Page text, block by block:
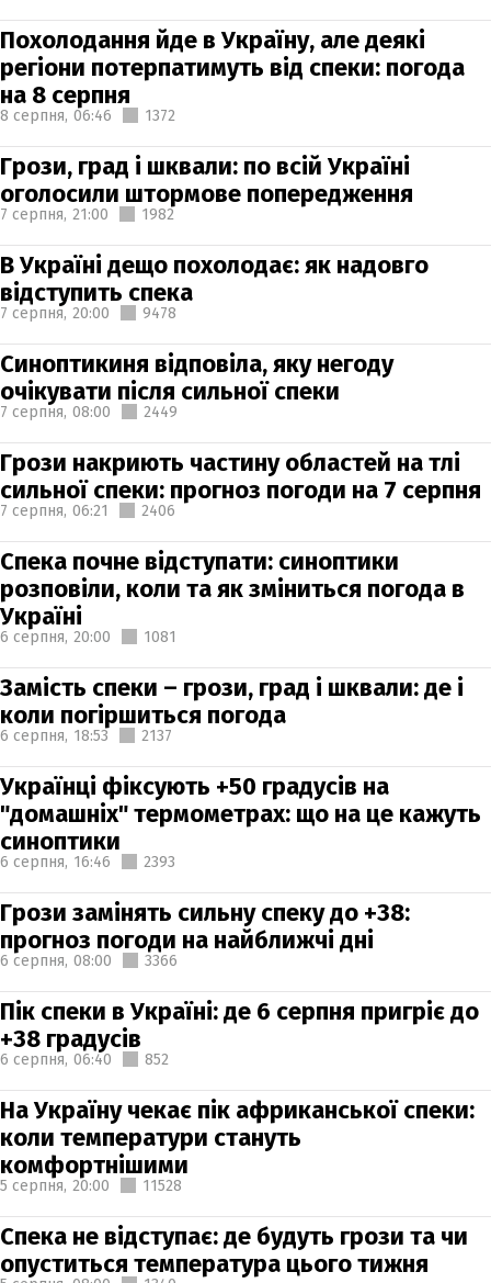
Похолодання йде в Україну, але деякі
регіони потерпатимуть від спеки: погода
на 8 серпня
8 серпня, 06:46 1372
Грози, град і шквали: по всій Україні
оголосили штормове попередження
7 серпня, 21:00 1982
В Україні дещо похолодає: як надовго
відступить спека
7 серпня, 20:00 9478
Синоптикиня відповіла, яку негоду
очікувати після сильної спеки
7 серпня, 08:00 2449
Грози накриють частину областей на тлі
сильної спеки: прогноз погоди на 7 серпня
7 серпня, 06:21 2406
Спека почне відступати: синоптики
розповіли, коли та як зміниться погода в
Україні
6 серпня, 20:00 1081
Замість спеки – грози, град і шквали: де і
коли погіршиться погода
6 серпня, 18:53 2137
Українці фіксують +50 градусів на
"домашніх" термометрах: що на це кажуть
синоптики
6 серпня, 16:46 2393
Грози замінять сильну спеку до +38:
прогноз погоди на найближчі дні
6 серпня, 08:00 3366
Пік спеки в Україні: де 6 серпня пригріє до
+38 градусів
6 серпня, 06:40 852
На Україну чекає пік африканської спеки:
коли температури стануть
комфортнішими
5 серпня, 20:00 11528
Спека не відступає: де будуть грози та чи
опуститься температура цього тижня